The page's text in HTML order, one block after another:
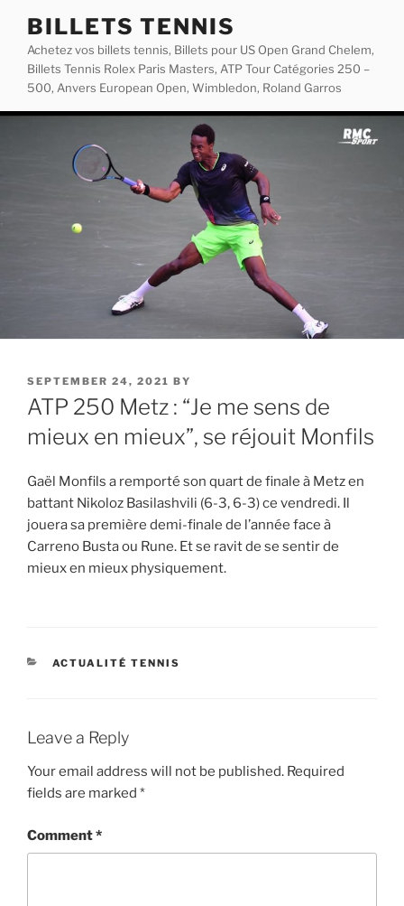
content
BILLETS TENNIS
Achetez vos billets tennis, Billets pour US Open Grand Chelem,
Billets Tennis Rolex Paris Masters, ATP Tour Catégories 250 –
500, Anvers European Open, Wimbledon, Roland Garros
POSTED
ON
SEPTEMBER 24, 2021 BY
ATP 250 Metz : “Je me sens de
mieux en mieux”, se réjouit Monfils
Gaël Monfils a remporté son quart de finale à Metz en
battant Nikoloz Basilashvili (6-3, 6-3) ce vendredi. Il
jouera sa première demi-finale de l’année face à
Carreno Busta ou Rune. Et se ravit de se sentir de
mieux en mieux physiquement.
CATEGORIES
ACTUALITÉ TENNIS
Leave a Reply
Your email address will not be published. Required
fields are marked *
Comment*